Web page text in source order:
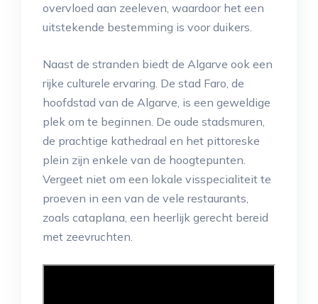
overvloed aan zeeleven, waardoor het een
uitstekende bestemming is voor duikers.
Naast de stranden biedt de Algarve ook een
rijke culturele ervaring. De stad Faro, de
hoofdstad van de Algarve, is een geweldige
plek om te beginnen. De oude stadsmuren,
de prachtige kathedraal en het pittoreske
plein zijn enkele van de hoogtepunten.
Vergeet niet om een lokale visspecialiteit te
proeven in een van de vele restaurants,
zoals cataplana, een heerlijk gerecht bereid
met zeevruchten.